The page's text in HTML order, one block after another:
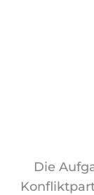
Die